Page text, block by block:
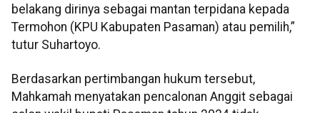
belakang dirinya sebagai mantan terpidana kepada
Termohon (KPU Kabupaten Pasaman) atau pemilih,”
tutur Suhartoyo.
Berdasarkan pertimbangan hukum tersebut,
Mahkamah menyatakan pencalonan Anggit sebagai